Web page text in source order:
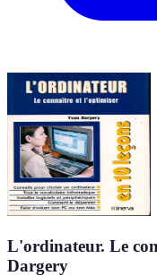
L'ordinateur. Le
Dargery